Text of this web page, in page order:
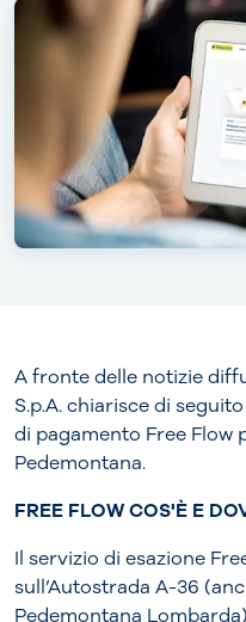
A fronte delle notizie
S.p.A. chiarisce di
di pagamento Free Flow
Pedemontana.
FREE FLOW COS'È E
Il servizio di esazione
sull’Autostrada A-36
Pedemontana